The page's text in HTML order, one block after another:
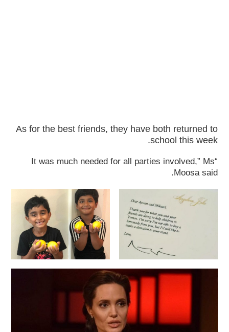
As for the best friends, they have both returned to
school this week.
“It was much needed for all parties involved,” Ms
Moosa said.